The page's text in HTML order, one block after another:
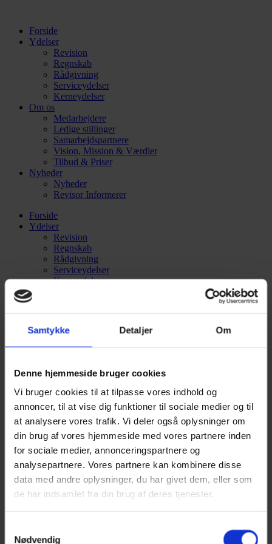
Samtykke Detaljer Om
Denne hjemmeside bruger cookies
Vi bruger cookies til at tilpasse vores indhold og
annoncer, til at vise dig funktioner til sociale medier og til
at analysere vores trafik. Vi deler også oplysninger om
din brug af vores hjemmeside med vores partnere inden
for sociale medier, annonceringspartnere og
analysepartnere. Vores partnere kan kombinere disse
data med andre oplysninger, du har givet dem, eller som
de har indsamlet fra din brug af deres tjenester.
Nødvendig
indholdForside
Ydelser
Revision
Regnskab
Rådgivning
Serviceydelser
Kerneydelser
Om os
Medarbejdere
Ledige stillinger
Samarbejdspartnere
Vision, Mission & Værdier
Tilbud & Priser
Nyheder
Nyheder
Revisor Informerer
Forside
Ydelser
Revision
Regnskab
Rådgivning
Serviceydelser
Kerneydelser
Om os
Samarbejdspartnere
Vision, Mission & Værdier
Tilbud & Priser
Nyheder
Revisor Informerer
Kontakt os
Søren Elm Westergaard
88808109
sew@tonderrevision.dk
Søren Elm Westergaard